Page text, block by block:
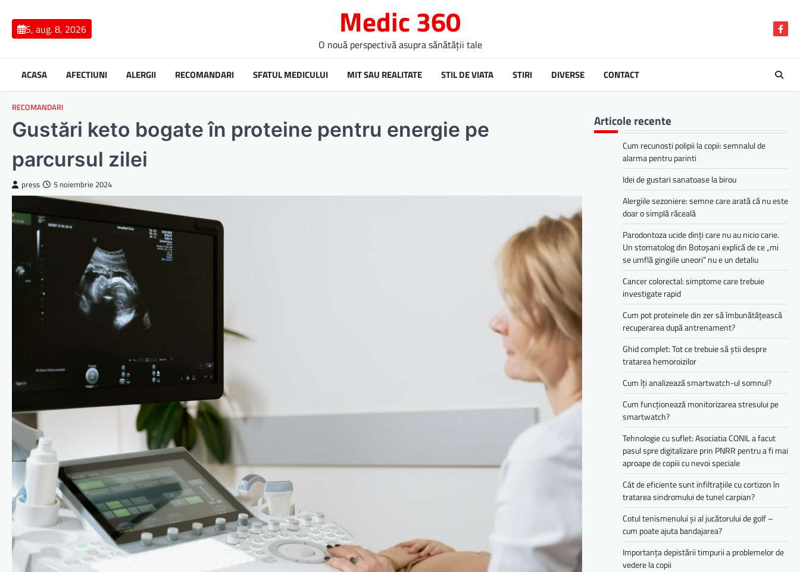
contentS, aug. 8, 2026 Medic 360
O nouă perspectivă asupra sănătății tale
ACASA AFECTIUNI ALERGII RECOMANDARI SFATUL MEDICULUI MIT SAU REALITATE STIL DE VIATA STIRI DIVERSE CONTACT
RECOMANDARI
Gustări keto bogate în proteine pentru energie pe
parcursul zilei
press 5 noiembrie 2024
Articole recente
Cum recunosti polipii la copii: semnalul de
alarma pentru parinti
Idei de gustari sanatoase la birou
Alergiile sezoniere: semne care arată că nu este
doar o simplă răceală
Parodontoza ucide dinți care nu au nicio carie.
Un stomatolog din Botoșani explică de ce „mi
se umflă gingiile uneori” nu e un detaliu
Cancer colorectal: simptome care trebuie
investigate rapid
Cum pot proteinele din zer să îmbunătățească
recuperarea după antrenament?
Ghid complet: Tot ce trebuie să știi despre
tratarea hemoroizilor
Cum îți analizează smartwatch-ul somnul?
Cum funcționează monitorizarea stresului pe
smartwatch?
Tehnologie cu suflet: Asociatia CONIL a facut
pasul spre digitalizare prin PNRR pentru a fi mai
aproape de copiii cu nevoi speciale
Cât de eficiente sunt infiltrațiile cu cortizon în
tratarea sindromului de tunel carpian?
Cotul tenismenului și al jucătorului de golf –
cum poate ajuta bandajarea?
Importanța depistării timpurii a problemelor de
vedere la copii